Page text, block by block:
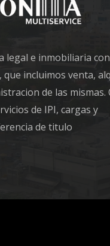
legal e inmobiliaria
que incluimos venta,
de las mismas.
de IPI, cargas y
de titulo